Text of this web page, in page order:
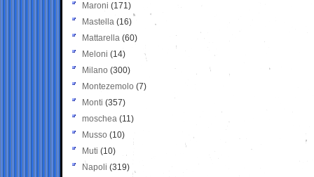
Maroni (171)
Mastella (16)
Mattarella (60)
Meloni (14)
Milano (300)
Montezemolo (7)
Monti (357)
moschea (11)
Musso (10)
Muti (10)
Napoli (319)